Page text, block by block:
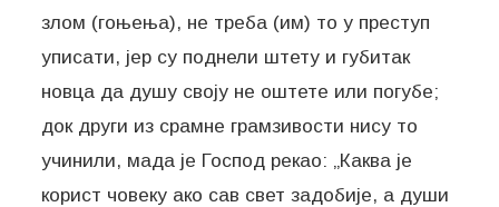
злом (гоњења), не треба (им) то у преступ
уписати, јер су поднели штету и губитак
новца да душу своју не оштете или погубе;
док други из срамне грамзивости нису то
учинили, мада је Господ рекао: „Каква је
корист човеку ако сав свет задобије, а души